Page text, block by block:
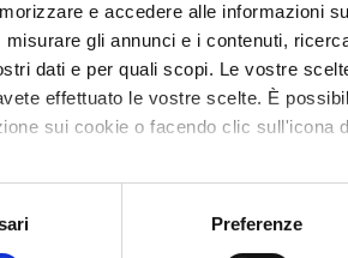
e accedere alle informazioni
misurare gli annunci e i contenuti,
dati e per quali scopi. Le vostre
effettuato le vostre scelte. È
sui cookie o facendo clic sull'icona
vorremmo anche:
informazioni sulla tua posizione
Preferenze